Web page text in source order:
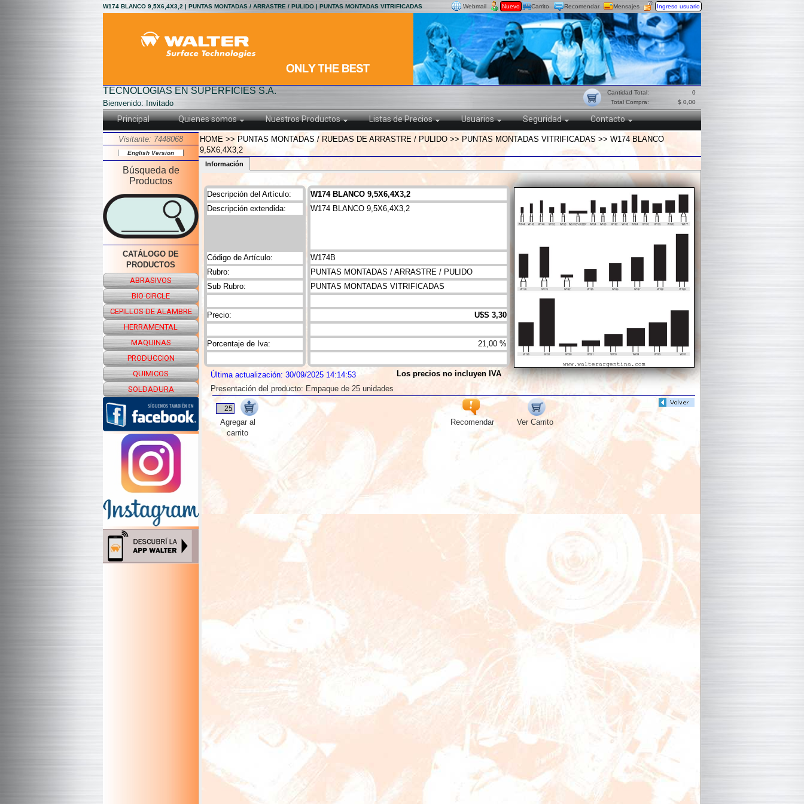
W174 BLANCO 9,5X6,4X3,2 | PUNTAS MONTADAS / ARRASTRE / PULIDO | PUNTAS MONTADAS VITRIFICADAS Mensajes
Recomendar
Nuevo Ingreso usuario
Carrito
Webmail
0
$ 0,00
Cantidad Total:
Total Compra:
TECNOLOGIAS EN SUPERFICIES S.A.
Bienvenido: Invitado
Principal Quienes somos Nuestros Productos Listas de Precios Usuarios Seguridad Contacto
Visitante: 7448068
English Version
Búsqueda de
Productos
CATÁLOGO DE
PRODUCTOS
ABRASIVOS
BIO CIRCLE
CEPILLOS DE ALAMBRE
HERRAMENTAL
MAQUINAS
PRODUCCION
QUIMICOS
SOLDADURA
HOME >> PUNTAS MONTADAS / RUEDAS DE ARRASTRE / PULIDO >> PUNTAS MONTADAS VITRIFICADAS >> W174 BLANCO
9,5X6,4X3,2
Información
Descripción del Artículo:
Código de Artículo:
Rubro:
Sub Rubro:
Precio:
Descripción extendida:
Porcentaje de Iva:
W174 BLANCO 9,5X6,4X3,2
W174B
PUNTAS MONTADAS / ARRASTRE / PULIDO
PUNTAS MONTADAS VITRIFICADAS
U$S 3,30
W174 BLANCO 9,5X6,4X3,2
21,00 %
Los precios no incluyen IVA
Última actualización: 30/09/2025 14:14:53
Presentación del producto: Empaque de 25 unidades
Recomendar Ver Carrito
Agregar al
carrito